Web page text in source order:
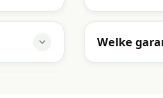
Welke